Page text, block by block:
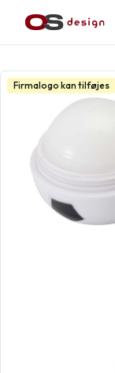
Firmalogo kan tilføjes